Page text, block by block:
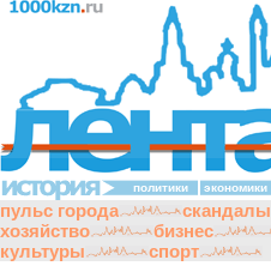
политики экономики
пульс города скандалы
хозяйство
бизнес
культуры
спорт